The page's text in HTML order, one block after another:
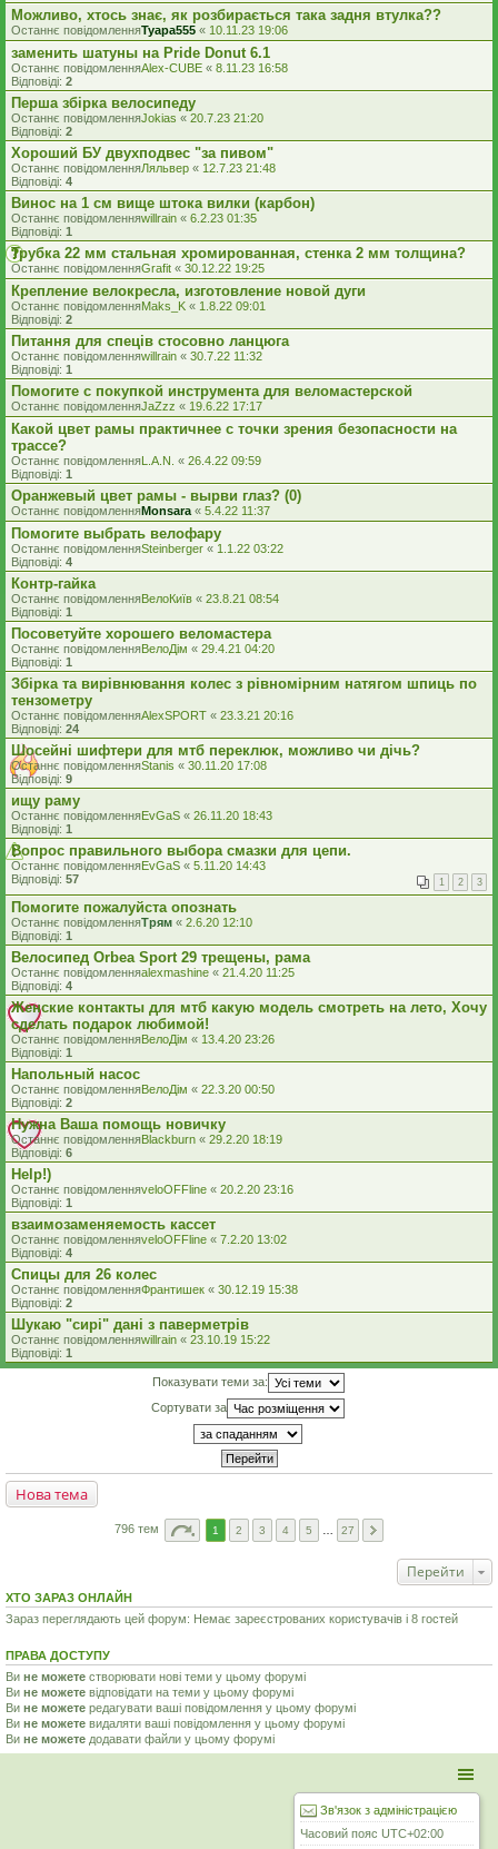
Можливо, хтось знає, як розбирається така задня втулка??
Останнє повідомленняTyapa555 « 10.11.23 19:06
заменить шатуны на Pride Donut 6.1
Останнє повідомленняAlex-CUBE « 8.11.23 16:58
Відповіді: 2
Перша збірка велосипеду
Останнє повідомленняJokias « 20.7.23 21:20
Відповіді: 2
Хороший БУ двухподвес "за пивом"
Останнє повідомленняЛяльвер « 12.7.23 21:48
Відповіді: 4
Винос на 1 см вище штока вилки (карбон)
Останнє повідомленняwillrain « 6.2.23 01:35
Відповіді: 1
Трубка 22 мм стальная хромированная, стенка 2 мм толщина?
Останнє повідомленняGrafit « 30.12.22 19:25
Крепление велокресла, изготовление новой дуги
Останнє повідомленняMaks_K « 1.8.22 09:01
Відповіді: 2
Питання для спеців стосовно ланцюга
Останнє повідомленняwillrain « 30.7.22 11:32
Відповіді: 1
Помогите с покупкой инструмента для веломастерской
Останнє повідомленняJaZzz « 19.6.22 17:17
Какой цвет рамы практичнее с точки зрения безопасности на
трассе?
Останнє повідомленняL.A.N. « 26.4.22 09:59
Відповіді: 1
Оранжевый цвет рамы - вырви глаз? (0)
Останнє повідомленняMonsara « 5.4.22 11:37
Помогите выбрать велофару
Останнє повідомленняSteinberger « 1.1.22 03:22
Відповіді: 4
Контр-гайка
Останнє повідомленняВелоКиїв « 23.8.21 08:54
Відповіді: 1
Посоветуйте хорошего веломастера
Останнє повідомленняВелоДім « 29.4.21 04:20
Відповіді: 1
Збірка та вирівнювання колес з рівномірним натягом шпиць по
тензометру
Останнє повідомленняAlexSPORT « 23.3.21 20:16
Відповіді: 24
Шосейні шифтери для мтб переклюк, можливо чи дічь?
Останнє повідомленняStanis « 30.11.20 17:08
Відповіді: 9
ищу раму
Останнє повідомленняEvGaS « 26.11.20 18:43
Відповіді: 1
Вопрос правильного выбора смазки для цепи.
Останнє повідомленняEvGaS « 5.11.20 14:43
Відповіді: 57 1 2 3
Помогите пожалуйста опознать
Останнє повідомленняТрям « 2.6.20 12:10
Відповіді: 1
Велосипед Orbea Sport 29 трещены, рама
Останнє повідомленняalexmashine « 21.4.20 11:25
Відповіді: 4
Женские контакты для мтб какую модель смотреть на лето, Хочу
сделать подарок любимой!
Останнє повідомленняВелоДім « 13.4.20 23:26
Відповіді: 1
Напольный насос
Останнє повідомленняВелоДім « 22.3.20 00:50
Відповіді: 2
Нужна Ваша помощь новичку
Останнє повідомленняBlackburn « 29.2.20 18:19
Відповіді: 6
Help!)
Останнє повідомленняveloOFFline « 20.2.20 23:16
Відповіді: 1
взаимозаменяемость кассет
Останнє повідомленняveloOFFline « 7.2.20 13:02
Відповіді: 4
Спицы для 26 колес
Останнє повідомленняФрантишек « 30.12.19 15:38
Відповіді: 2
Шукаю "сирі" дані з паверметрів
Останнє повідомленняwillrain « 23.10.19 15:22
Відповіді: 1
Показувати теми за:
Сортувати за
Нова тема
796 тем 1 2 3 4 5 27
Перейти
ХТО ЗАРАЗ ОНЛАЙН
Зараз переглядають цей форум: Немає зареєстрованих користувачів і 8 гостей
ПРАВА ДОСТУПУ
Ви не можете створювати нові теми у цьому форумі
Ви не можете відповідати на теми у цьому форумі
Ви не можете редагувати ваші повідомлення у цьому форумі
Ви не можете видаляти ваші повідомлення у цьому форумі
Ви не можете додавати файли у цьому форумі
Зв'язок з адміністрацією
Часовий пояс UTC+02:00